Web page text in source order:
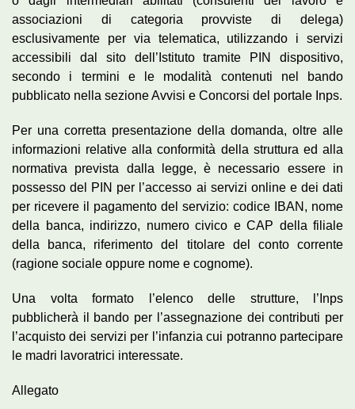
associazioni di categoria provviste di delega)
esclusivamente per via telematica, utilizzando i servizi
accessibili dal sito dell’Istituto tramite PIN dispositivo,
secondo i termini e le modalità contenuti nel bando
pubblicato nella sezione Avvisi e Concorsi del portale Inps.
Per una corretta presentazione della domanda, oltre alle
informazioni relative alla conformità della struttura ed alla
normativa prevista dalla legge, è necessario essere in
possesso del PIN per l’accesso ai servizi online e dei dati
per ricevere il pagamento del servizio: codice IBAN, nome
della banca, indirizzo, numero civico e CAP della filiale
della banca, riferimento del titolare del conto corrente
(ragione sociale oppure nome e cognome).
Una volta formato l’elenco delle strutture, l’Inps
pubblicherà il bando per l’assegnazione dei contributi per
l’acquisto dei servizi per l’infanzia cui potranno partecipare
le madri lavoratrici interessate.
Allegato